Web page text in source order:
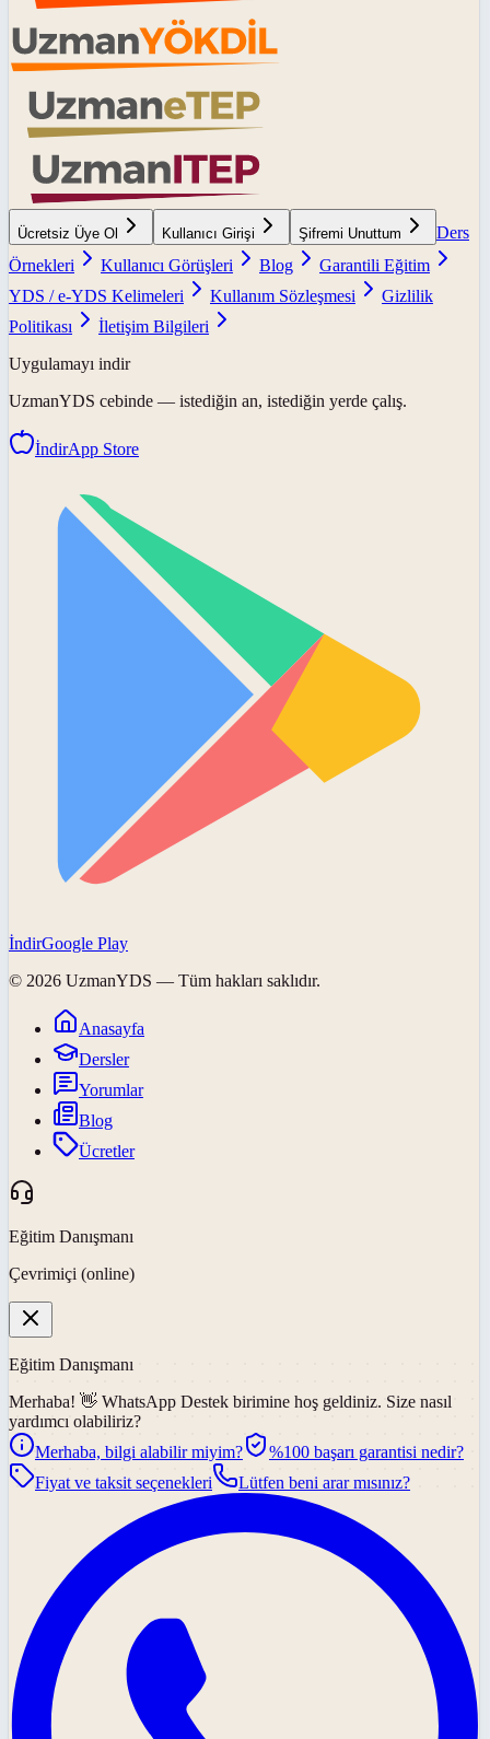
Ücretsiz Üye Ol Kullanıcı Girişi Şifremi Unuttum
Ders
Örnekleri
Kullanıcı Görüşleri Blog
Garantili Eğitim
YDS / e-YDS Kelimeleri
Kullanım Sözleşmesi
Gizlilik
Politikası
İletişim Bilgileri
Uygulamayı indir
UzmanYDS cebinde — istediğin an, istediğin yerde çalış.
İndirApp Store
İndirGoogle Play
© 2026 UzmanYDS — Tüm hakları saklıdır.
Anasayfa
Dersler
Yorumlar
Blog
Ücretler
Eğitim Danışmanı
Çevrimiçi (online)
Eğitim Danışmanı
Merhaba! 👋 WhatsApp Destek birimine hoş geldiniz. Size nasıl
yardımcı olabiliriz?
Merhaba, bilgi alabilir miyim?
%100 başarı garantisi nedir?
Fiyat ve taksit seçenekleri
Lütfen beni arar mısınız?